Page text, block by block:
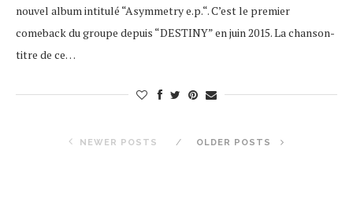
nouvel album intitulé “Asymmetry e.p.“. C’est le premier
comeback du groupe depuis “DESTINY” en juin 2015. La chanson-
titre de ce…
NEWER POSTS OLDER POSTS